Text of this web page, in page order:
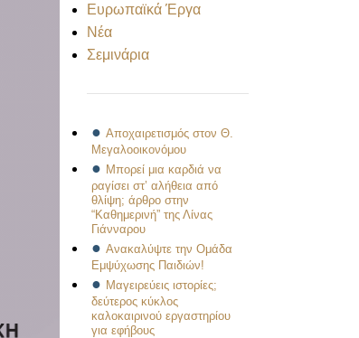
Ευρωπαϊκά Έργα
Νέα
Σεμινάρια
Αποχαιρετισμός στον Θ.
Μεγαλοοικονόμου
Μπορεί μια καρδιά να
ραγίσει στ’ αλήθεια από
θλίψη; άρθρο στην
“Καθημερινή” της Λίνας
Γιάνναρου
Ανακαλύψτε την Ομάδα
Εμψύχωσης Παιδιών!
Μαγειρεύεις ιστορίες;
δεύτερος κύκλος
καλοκαιρινού εργαστηρίου
για εφήβους